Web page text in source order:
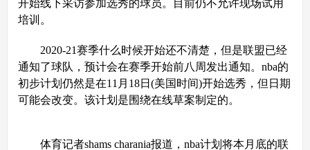
开始线下采访参加选秀的球员。目前仍不允许现场试用
培训。
2020-21赛季什么时候开始还不清楚，但是联盟已经
通知了球队，预计会在赛季开始前八周发出通知。nba的
初步计划仍然是在11月18日(美国时间)开始选秀，但日期
可能会改变。该计划是围绕在线草案制定的。
体育记者shams charania报道，nba计划将本月底的联